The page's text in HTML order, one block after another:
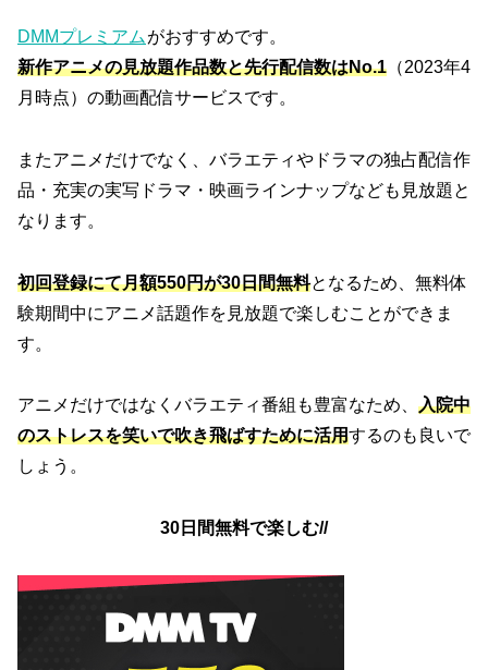
DMMプレミアム がおすすめです。
新作アニメの見放題作品数と先行配信数はNo.1 （2023年4
月時点）の動画配信サービスです。
またアニメだけでなく、バラエティやドラマの独占配信作
品・充実の実写ドラマ・映画ラインナップなども見放題と
なります。
初回登録にて月額550円が30日間無料となるため、無料体
験期間中にアニメ話題作を見放題で楽しむことができま
す。
アニメだけではなくバラエティ番組も豊富なため、 入院中
のストレスを笑いで吹き飛ばすために活用するのも良いで
しょう。
30日間無料で楽しむ//